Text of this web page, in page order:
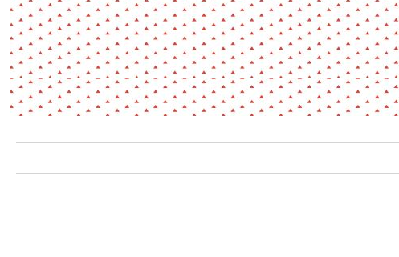
Société
Transition écologique
Urbanisme